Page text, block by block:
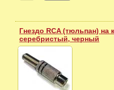
Гнездо RCA (тюльпан) на
серебристый, черный